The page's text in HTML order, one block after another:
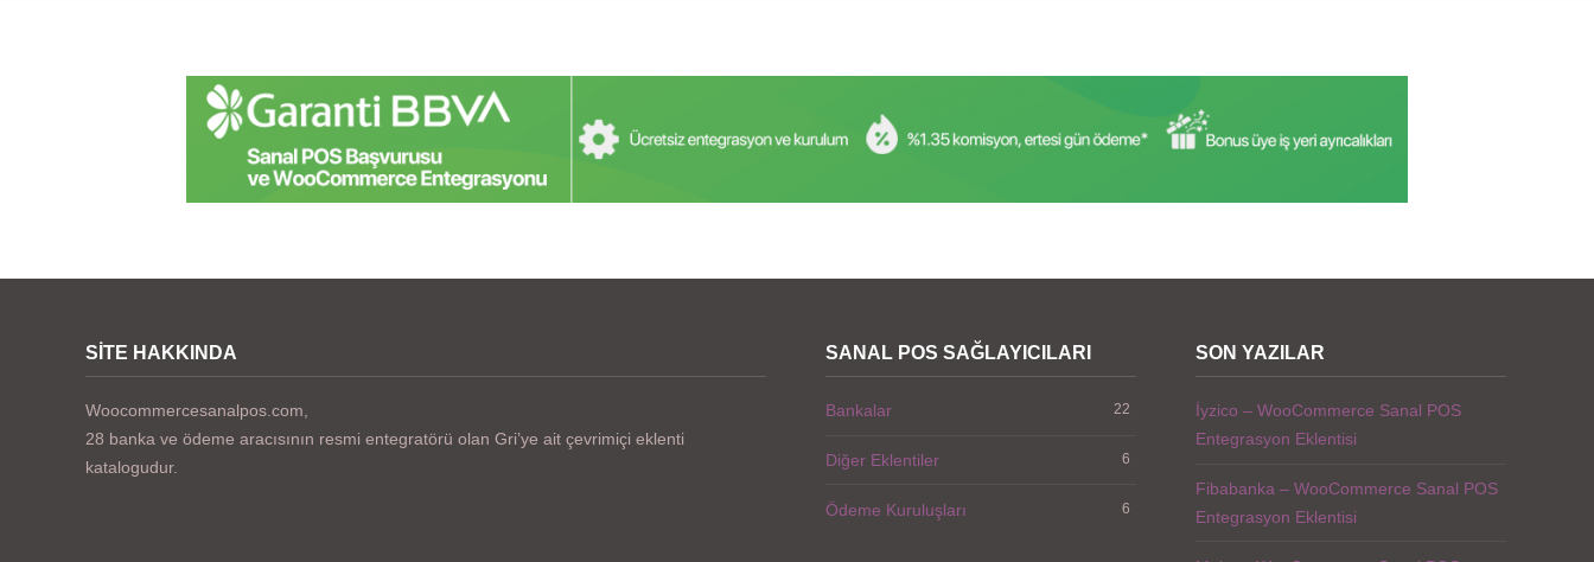
SITE HAKKINDA
Woocommercesanalpos.com,
28 banka ve ödeme aracısının resmi entegratörü olan Gri’ye ait çevrimiçi eklenti
katalogudur.
SANAL POS SAĞLAYICILARI
Bankalar 22
Diğer Eklentiler 6
Ödeme Kuruluşları 6
SON YAZILAR
İyzico – WooCommerce Sanal POS
Entegrasyon Eklentisi
Fibabanka – WooCommerce Sanal POS
Entegrasyon Eklentisi